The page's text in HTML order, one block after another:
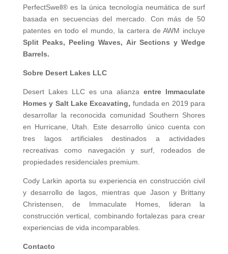
PerfectSwell® es la única tecnología neumática de surf
basada en secuencias del mercado. Con más de 50
patentes en todo el mundo, la cartera de AWM incluye
Split Peaks, Peeling Waves, Air Sections y Wedge
Barrels.
Sobre Desert Lakes LLC
Desert Lakes LLC es una alianzaentre Immaculate
Homes y Salt Lake Excavating, fundada en 2019 para
desarrollar la reconocida comunidad Southern Shores
en Hurricane, Utah. Este desarrollo único cuenta con
tres lagos artificiales destinados a actividades
recreativas como navegación y surf, rodeados de
propiedades residenciales premium.
Cody Larkin aporta su experiencia en construcción civil
y desarrollo de lagos, mientras que Jason y Brittany
Christensen, de Immaculate Homes, lideran la
construcción vertical, combinando fortalezas para crear
experiencias de vida incomparables.
Contacto